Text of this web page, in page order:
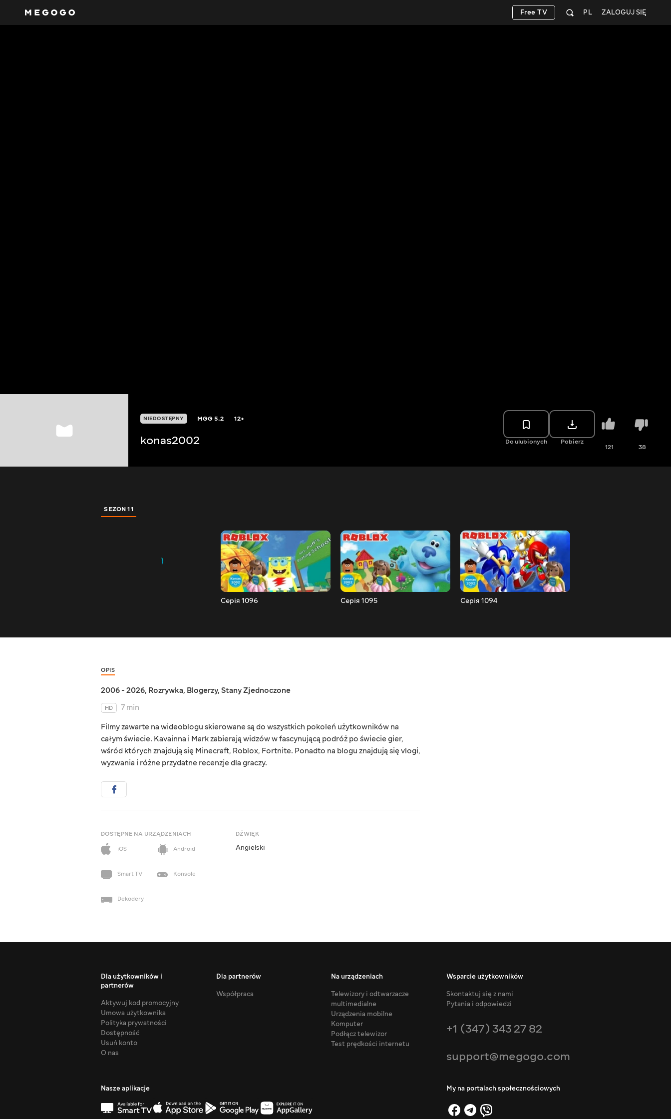
ZALOGUJ SIĘ
PL
Free TV
NIEDOSTĘPNY MGG5.2 12+
konas2002 Do ulubionych Pobierz
121 38
SEZON 11
Серія 1096 Серія 1095 Серія 1094
OPIS
2006 - 2026, Rozrywka, Blogerzy, Stany Zjednoczone
HD
7 min
Filmy zawarte na wideoblogu skierowane są do wszystkich pokoleń użytkowników na
całym świecie. Kavainna i Mark zabierają widzów w fascynującą podróż po świecie gier,
wśród których znajdują się Minecraft, Roblox, Fortnite. Ponadto na blogu znajdują się vlogi,
wyzwania i różne przydatne recenzje dla graczy.
DOSTĘPNE NA URZĄDZENIACH
iOS
Android
Smart TV Konsole
Dekodery
DŹWIĘK
Angielski
Dla użytkowników i
partnerów
Aktywuj kod promocyjny
Umowa użytkownika
Polityka prywatności
Dostępność
Usuń konto
O nas
Dla partnerów
Współpraca
Na urządzeniach
Telewizory i odtwarzacze
multimedialne
Urządzenia mobilne
Komputer
Podłącz telewizor
Test prędkości internetu
Wsparcie użytkowników
Skontaktuj się z nami
Pytania i odpowiedzi
+1 (347) 343 27 82
support@megogo.com
Nasze aplikacje My na portalach społecznościowych